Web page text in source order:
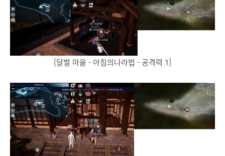
[달벌 마을 - 아침의나라법 - 공격력 1]